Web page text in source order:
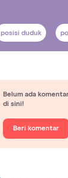
posisi duduk
Belum ada
di sini!
Beri komentar